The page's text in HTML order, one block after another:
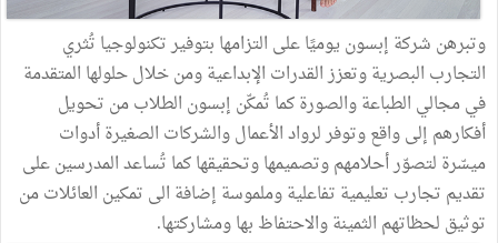
وتبرهن شركة إبسون يوميًا على التزامها بتوفير تكنولوجيا تُثري
التجارب البصرية وتعزز القدرات الإبداعية ومن خلال حلولها المتقدمة
في مجالي الطباعة والصورة كما تُمكّن إبسون الطلاب من تحويل
أفكارهم إلى واقع وتوفر لرواد الأعمال والشركات الصغيرة أدوات
ميسّرة لتصوّر أحلامهم وتصميمها وتحقيقها كما تُساعد المدرسين على
تقديم تجارب تعليمية تفاعلية وملموسة إضافة الى تمكين العائلات من
توثيق لحظاتهم الثمينة والاحتفاظ بها ومشاركتها.